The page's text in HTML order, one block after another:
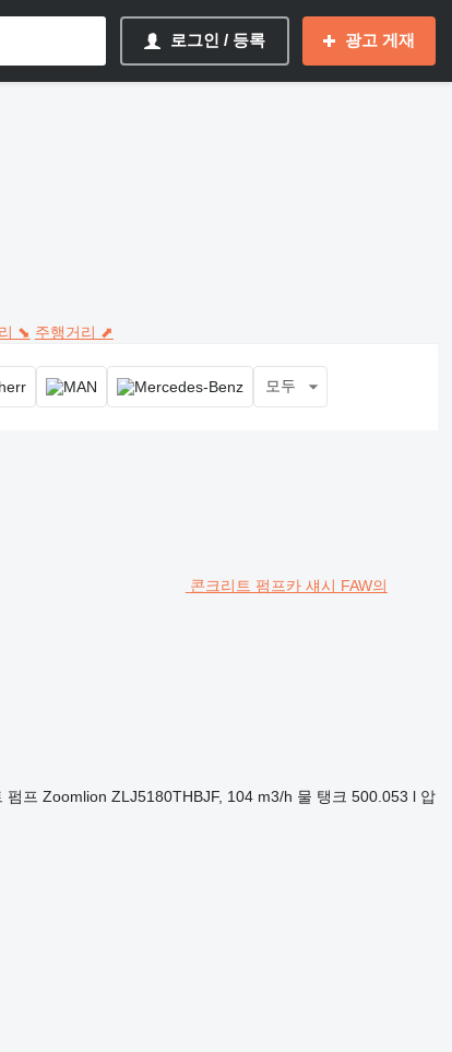
로그인 / 등록 광고 게재
⬊ 주행거리 ⬈
모두
콘크리트 펌프카 섀시 FAW의
펌프 Zoomlion ZLJ5180THBJF, 104 m3/h 물 탱크 500.053 l 압